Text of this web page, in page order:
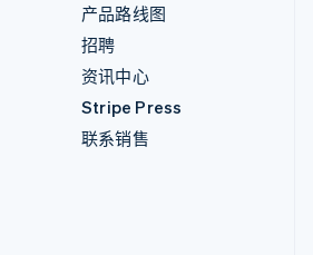
产品路线图
招聘
资讯中心
Stripe Press
联系销售